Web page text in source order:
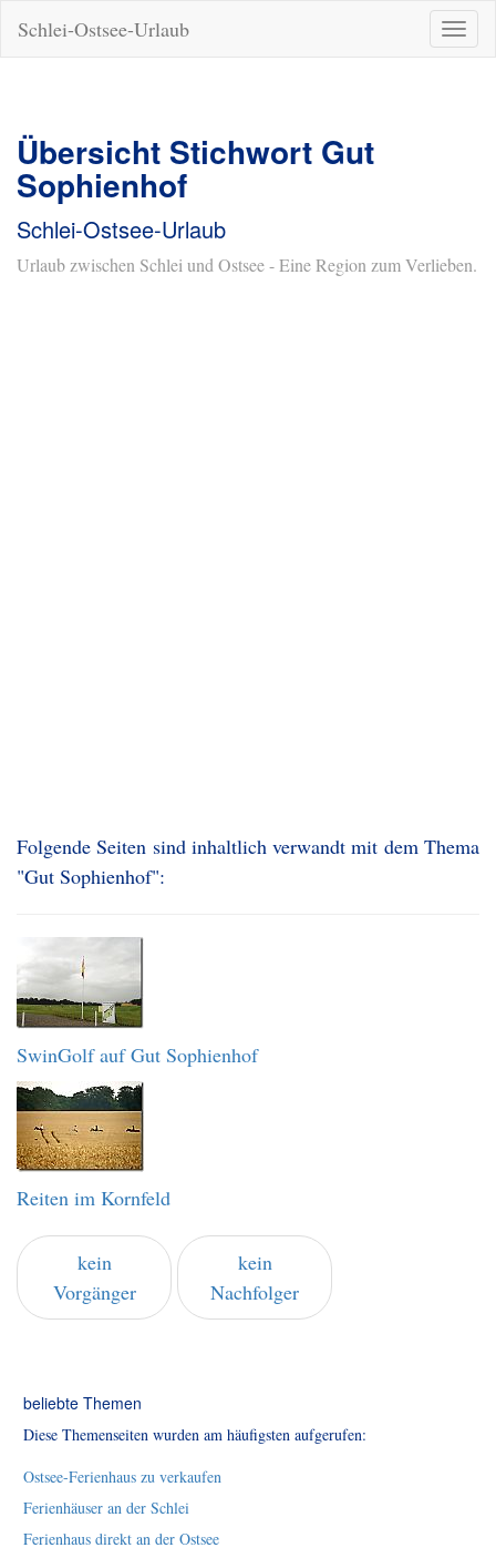
ein-/
Schlei-Ostsee-Urlaub
Übersicht Stichwort Gut
Sophienhof
Schlei-Ostsee-Urlaub
Urlaub zwischen Schlei und Ostsee - Eine Region zum Verlieben.
Folgende Seiten sind inhaltlich verwandt mit dem Thema
"Gut Sophienhof":
SwinGolf auf Gut Sophienhof
Reiten im Kornfeld
kein
Vorgänger
kein
Nachfolger
beliebte Themen
Diese Themenseiten wurden am häufigsten aufgerufen:
Ostsee-Ferienhaus zu verkaufen
Ferienhäuser an der Schlei
Ferienhaus direkt an der Ostsee